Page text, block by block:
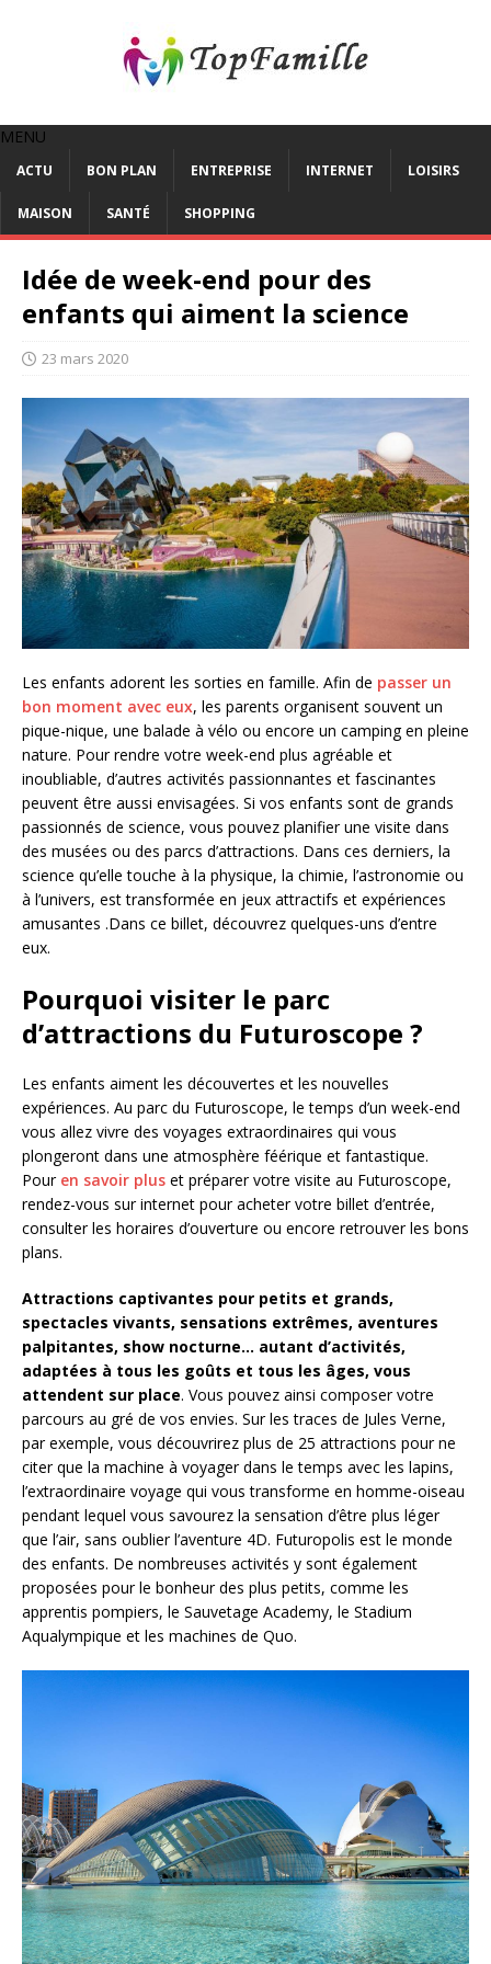
MENU
ACTU BON PLAN ENTREPRISE INTERNET LOISIRS
MAISON SANTÉ SHOPPING
Idée de week-end pour des
enfants qui aiment la science
23 mars 2020
Les enfants adorent les sorties en famille. Afin de passer un
bon moment avec eux, les parents organisent souvent un
pique-nique, une balade à vélo ou encore un camping en pleine
nature. Pour rendre votre week-end plus agréable et
inoubliable, d’autres activités passionnantes et fascinantes
peuvent être aussi envisagées. Si vos enfants sont de grands
passionnés de science, vous pouvez planifier une visite dans
des musées ou des parcs d’attractions. Dans ces derniers, la
science qu’elle touche à la physique, la chimie, l’astronomie ou
à l’univers, est transformée en jeux attractifs et expériences
amusantes .Dans ce billet, découvrez quelques-uns d’entre
eux.
Pourquoi visiter le parc
d’attractions du Futuroscope ?
Les enfants aiment les découvertes et les nouvelles
expériences. Au parc du Futuroscope, le temps d’un week-end
vous allez vivre des voyages extraordinaires qui vous
plongeront dans une atmosphère féérique et fantastique.
Pour en savoir plus et préparer votre visite au Futuroscope,
rendez-vous sur internet pour acheter votre billet d’entrée,
consulter les horaires d’ouverture ou encore retrouver les bons
plans.
Attractions captivantes pour petits et grands,
spectacles vivants, sensations extrêmes, aventures
palpitantes, show nocturne… autant d’activités,
adaptées à tous les goûts et tous les âges, vous
attendent sur place. Vous pouvez ainsi composer votre
parcours au gré de vos envies. Sur les traces de Jules Verne,
par exemple, vous découvrirez plus de 25 attractions pour ne
citer que la machine à voyager dans le temps avec les lapins,
l’extraordinaire voyage qui vous transforme en homme-oiseau
pendant lequel vous savourez la sensation d’être plus léger
que l’air, sans oublier l’aventure 4D. Futuropolis est le monde
des enfants. De nombreuses activités y sont également
proposées pour le bonheur des plus petits, comme les
apprentis pompiers, le Sauvetage Academy, le Stadium
Aqualympique et les machines de Quo.